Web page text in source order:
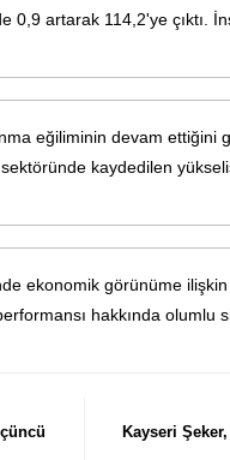
0,9 artarak 114,2'ye çıktı.
eğiliminin devam
kaydedilen
ekonomik görünüme
hakkında olumlu
Kayseri